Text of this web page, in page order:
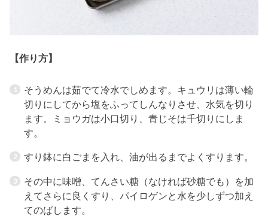
【作り方】
そうめんは茹でて冷水でしめます。キュウリは薄い輪
切りにしてから塩をふってしんなりさせ、水気を切り
ます。ミョウガは小口切り、青じそは千切りにしま
す。
すり鉢に白ごまを入れ、油が出るまでよくすります。
その中に味噌、てんさい糖（なければ砂糖でも）を加
えてさらに良くすり、パイロゲンと水を少しずつ加え
てのばします。